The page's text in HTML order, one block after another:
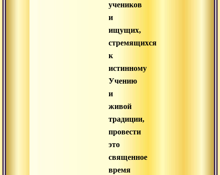
учеников
и
ищущих,
стремящихся
к
истинному
Учению
и
живой
традиции,
провести
это
священное
время